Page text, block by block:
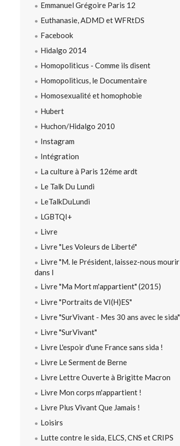
Emmanuel Grégoire Paris 12
Euthanasie, ADMD et WFRtDS
Facebook
Hidalgo 2014
Homopoliticus - Comme ils disent
Homopoliticus, le Documentaire
Homosexualité et homophobie
Hubert
Huchon/Hidalgo 2010
Instagram
Intégration
La culture à Paris 12éme ardt
Le Talk Du Lundi
LeTalkDuLundi
LGBTQI+
Livre
Livre "Les Voleurs de Liberté"
Livre "M. le Président, laissez-nous mourir
dans l
Livre "Ma Mort m'appartient" (2015)
Livre "Portraits de VI(H)ES"
Livre "SurVivant - Mes 30 ans avec le sida"
Livre "SurVivant"
Livre L'espoir d'une France sans sida !
Livre Le Serment de Berne
Livre Lettre Ouverte à Brigitte Macron
Livre Mon corps m'appartient !
Livre Plus Vivant Que Jamais !
Loisirs
Lutte contre le sida, ELCS, CNS et CRIPS